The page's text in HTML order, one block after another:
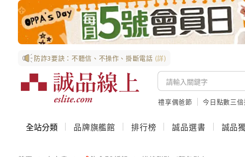
防詐3要訣：不聽信、不操作、掛斷電話 (詳)
禮享偶爸節 今日點數三
全站分類 品牌旗艦館 排行榜 誠品選書 誠品